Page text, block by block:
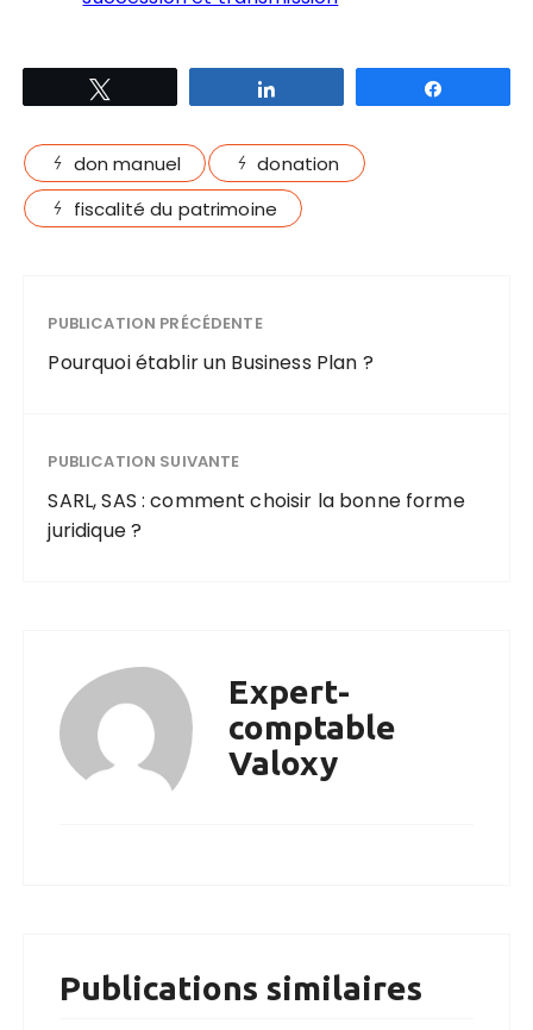
don manuel
donation
fiscalité du patrimoine
PUBLICATION PRÉCÉDENTE
Pourquoi établir un Business Plan ?
PUBLICATION SUIVANTE
SARL, SAS : comment choisir la bonne forme
juridique ?
Expert-
comptable
Valoxy
Publications similaires